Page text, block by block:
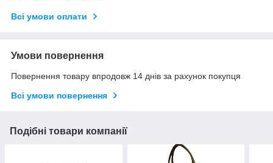
Всі умови оплати
Умови повернення
Повернення товару впродовж 14 днів за рахунок покупця
Всі умови повернення
Подібні товари компанії